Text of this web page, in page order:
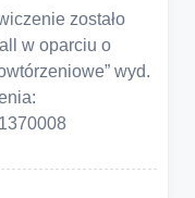
zostało
w oparciu o
wyd.